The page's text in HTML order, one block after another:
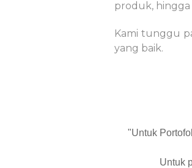
produk,
Kami tunggu
yang baik.
"Untuk
Untuk